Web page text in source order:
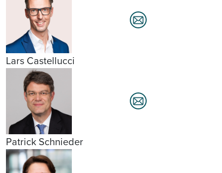
Lars Castellucci
Patrick Schnieder